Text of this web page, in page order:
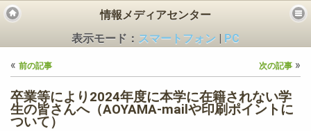
情報メディアセンター
表示モード： スマートフォン
PC
« 前の記事 次の記事 »
卒業等により2024年度に本学に在籍されない学
生の皆さんへ（AOYAMA-mailや印刷ポイントに
ついて）